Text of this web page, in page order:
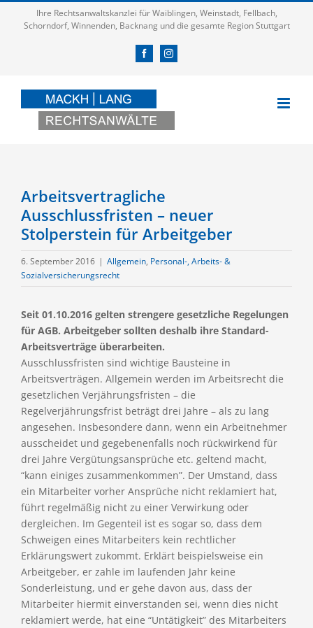
Inhalt
Ihre Rechtsanwaltskanzlei für Waiblingen, Weinstadt, Fellbach,
Schorndorf, Winnenden, Backnang und die gesamte Region Stuttgart
FacebookInstagram
Arbeitsvertragliche
Ausschlussfristen – neuer
Stolperstein für Arbeitgeber
6. September 2016 | Allgemein, Personal-, Arbeits- &
Sozialversicherungsrecht
Seit 01.10.2016 gelten strengere gesetzliche Regelungen
für AGB. Arbeitgeber sollten deshalb ihre Standard-
Arbeitsverträge überarbeiten.
Ausschlussfristen sind wichtige Bausteine in
Arbeitsverträgen. Allgemein werden im Arbeitsrecht die
gesetzlichen Verjährungsfristen – die
Regelverjährungsfrist beträgt drei Jahre – als zu lang
angesehen. Insbesondere dann, wenn ein Arbeitnehmer
ausscheidet und gegebenenfalls noch rückwirkend für
drei Jahre Vergütungsansprüche etc. geltend macht,
“kann einiges zusammenkommen”. Der Umstand, dass
ein Mitarbeiter vorher Ansprüche nicht reklamiert hat,
führt regelmäßig nicht zu einer Verwirkung oder
dergleichen. Im Gegenteil ist es sogar so, dass dem
Schweigen eines Mitarbeiters kein rechtlicher
Erklärungswert zukommt. Erklärt beispielsweise ein
Arbeitgeber, er zahle im laufenden Jahr keine
Sonderleistung, und er gehe davon aus, dass der
Mitarbeiter hiermit einverstanden sei, wenn dies nicht
reklamiert werde, hat eine “Untätigkeit” des Mitarbeiters